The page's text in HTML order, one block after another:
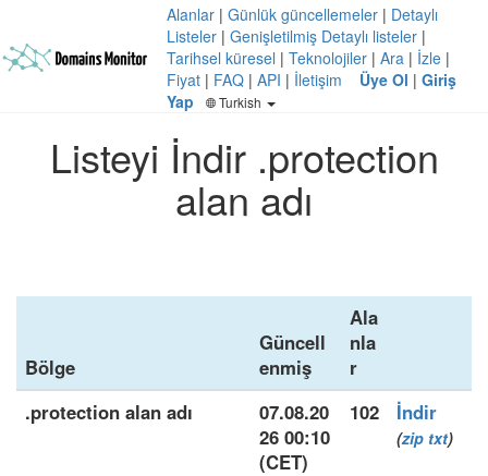
Alanlar | Günlük güncellemeler | Detaylı
Listeler | Genişletilmiş Detaylı listeler |
Tarihsel küresel | Teknolojiler | Ara | İzle |
Fiyat | FAQ | API | İletişim Üye Ol | Giriş
Yap
Turkish
Listeyi İndir .protection
alan adı
Bölge
Güncell
enmiş
Ala
nla
r
.protection alan adı
07.08.20
26 00:10
(CET)
102 İndir
(zip txt)